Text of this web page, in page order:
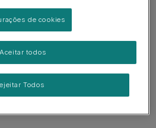
gatos adultos esterilizados,
combinação específica de
funções cerebrais
lógico, resolução de
de cookies
Todos
Aceitar todos